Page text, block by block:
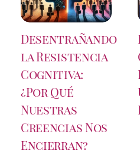
Desentrañando
la Resistencia
Cognitiva:
¿Por Qué
Nuestras
Creencias Nos
Encierran?